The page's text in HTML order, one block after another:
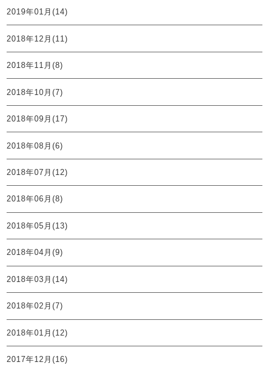
2019年01月(14)
2018年12月(11)
2018年11月(8)
2018年10月(7)
2018年09月(17)
2018年08月(6)
2018年07月(12)
2018年06月(8)
2018年05月(13)
2018年04月(9)
2018年03月(14)
2018年02月(7)
2018年01月(12)
2017年12月(16)